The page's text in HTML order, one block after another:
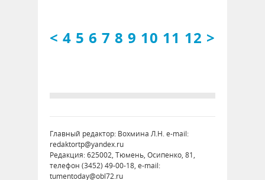
< 4 5 6 7 8 9 10 11 12 >
Главный редактор: Вохмина Л.Н. e-mail:
redaktortp@yandex.ru
Редакция: 625002, Тюмень, Осипенко, 81,
телефон (3452) 49-00-18, e-mail:
tumentoday@obl72.ru